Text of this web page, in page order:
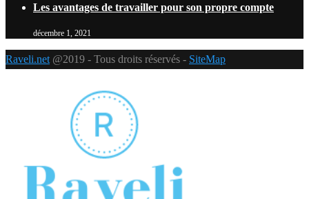
Les avantages de travailler pour son propre compte
décembre 1, 2021
Raveli.net @2019 - Tous droits réservés - SiteMap